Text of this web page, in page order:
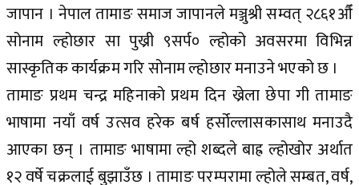
जापान । नेपाल तामाङ समाज जापानले मञ्जुश्री सम्वत् २८६१औँ
सोनाम ल्होछार सा पुख्री ९सर्प० ल्होको अवसरमा विभिन्न
सास्कृतिक कार्यक्रम गरि सोनाम ल्होछार मनाउने भएको छ ।
तामाङ प्रथम चन्द्र महिनाको प्रथम दिन ख्रेला छेपा गी तामाङ
भाषामा नयाँ वर्ष उत्सव हरेक बर्ष हर्सोल्लासकासाथ मनाउदै
आएका छन् । तामाङ भाषामा ल्हो शब्दले बाह्र ल्होखोर अर्थात
१२ वर्षे चक्रलाई बुझाउँछ । तामाङ परम्परामा ल्होले सम्बत, वर्ष,